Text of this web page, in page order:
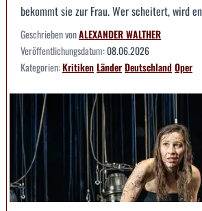
bekommt sie zur Frau. Wer scheitert, wird
Geschrieben vonALEXANDER WALTHER
Veröffentlichungsdatum:08.06.2026
Kategorien:KritikenLänderDeutschlandOper